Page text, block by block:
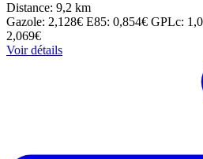
Distance: 9,2 km
Gazole: 2,128€ E85: 0,854€ GPLc:
2,069€
Voir détails